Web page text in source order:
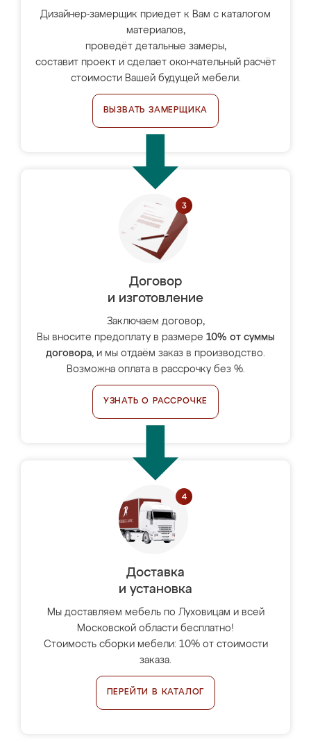
Дизайнер-замерщик приедет к Вам с каталогом
материалов,
проведёт детальные замеры,
составит проект и сделает окончательный расчёт
стоимости Вашей будущей мебели.
ВЫЗВАТЬ ЗАМЕРЩИКА
Договор
и изготовление
Заключаем договор,
Вы вносите предоплату в размере 10% от суммы
договора, и мы отдаём заказ в производство.
Возможна оплата в рассрочку без %.
УЗНАТЬ О РАССРОЧКЕ
Доставка
и установка
Мы доставляем мебель по Луховицам и всей
Московской области бесплатно!
Стоимость сборки мебели: 10% от стоимости
заказа.
ПЕРЕЙТИ В КАТАЛОГ